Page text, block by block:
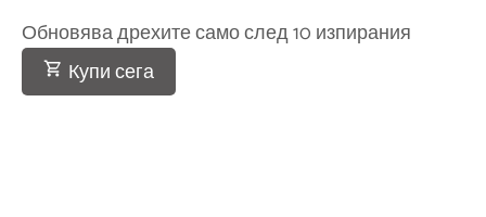
Обновява дрехите само след 10 изпирания
Купи сега